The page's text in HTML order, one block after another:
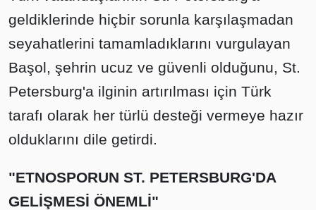
geldiklerinde hiçbir sorunla karşılaşmadan
seyahatlerini tamamladıklarını vurgulayan
Başol, şehrin ucuz ve güvenli olduğunu, St.
Petersburg'a ilginin artırılması için Türk
tarafı olarak her türlü desteği vermeye hazır
olduklarını dile getirdi.
"ETNOSPORUN ST. PETERSBURG'DA
GELİŞMESİ ÖNEMLİ"